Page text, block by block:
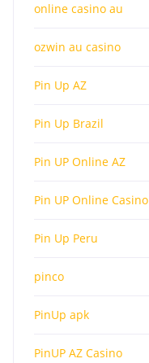
online casino au
ozwin au casino
Pin Up AZ
Pin Up Brazil
Pin UP Online AZ
Pin UP Online Casino
Pin Up Peru
pinco
PinUp apk
PinUP AZ Casino